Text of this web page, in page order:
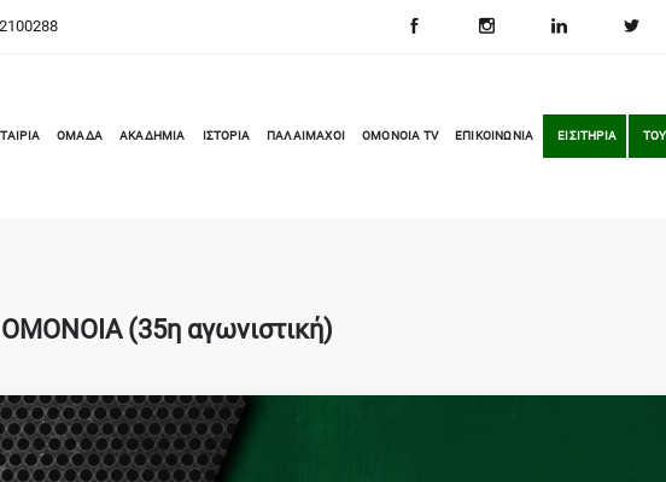
ΟΜΑΔΑ ΑΚΑΔΗΜΙΑ ΙΣΤΟΡΙΑ ΠΑΛΑΙΜΑΧΟΙ OMONOIA TV ΕΠΙΚΟΙΝΩΝΙΑ ΕΙΣΙΤΗΡΙΑ
ΟΜΟΝΟΙΑ (35η αγωνιστική)